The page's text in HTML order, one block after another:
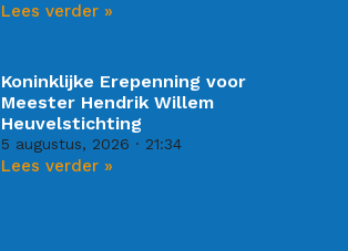
Lees verder »
Koninklijke Erepenning voor
Meester Hendrik Willem
Heuvelstichting
5 augustus, 2026 21:34
Lees verder »